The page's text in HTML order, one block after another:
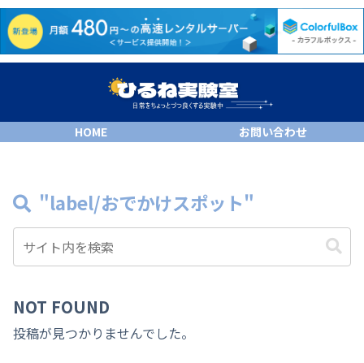
HOME お問い合わせ
"label/おでかけスポット"
NOT FOUND
投稿が見つかりませんでした。